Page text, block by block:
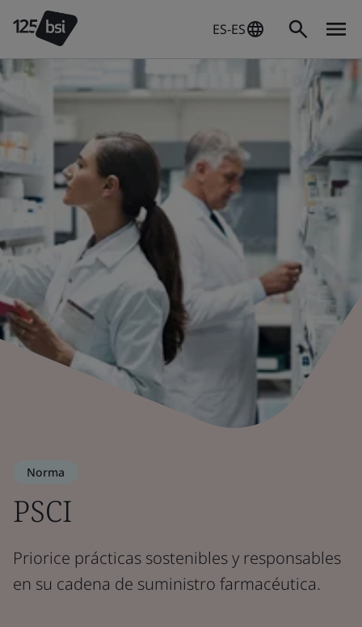
ES-ES
Norma
PSCI
Priorice prácticas sostenibles y responsables
en su cadena de suministro farmacéutica.